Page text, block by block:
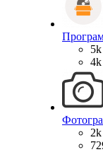
4k